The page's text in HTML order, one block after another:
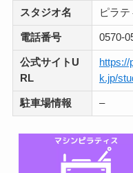
スタジオ名 ピラ
電話番号 0570-
公式サイトU
RL
https://
k.jp/
駐車場情報 –